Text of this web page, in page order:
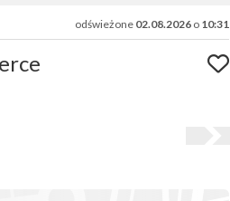
odświeżone 02.08.2026 o 10:31